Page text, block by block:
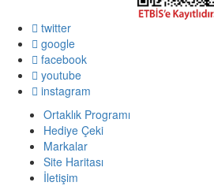
twitter
google
facebook
youtube
instagram
Ortaklık Programı
Hediye Çeki
Markalar
Site Haritası
İletişim